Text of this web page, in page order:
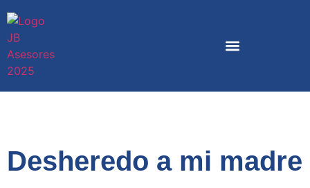
Desheredo a mi madre